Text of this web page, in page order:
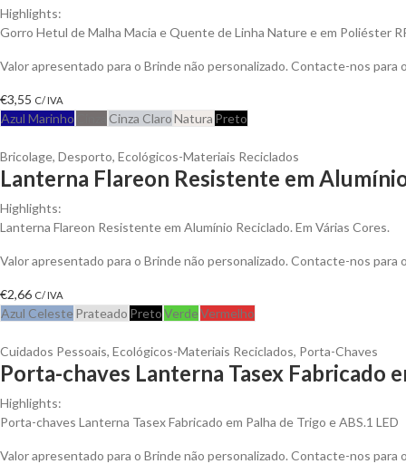
Highlights:
Gorro Hetul de Malha Macia e Quente de Linha Nature e em Poliéster
Valor apresentado para o Brinde não personalizado. Contacte-nos
€3,55 C/ IVA
Azul Marinho Cinza ClaroNatura Preto
Bricolage, Desporto, Ecológicos-Materiais Reciclados
Lanterna Flareon Resistente em
Highlights:
Lanterna Flareon Resistente em Alumínio Reciclado. Em Várias Cores.
Valor apresentado para o Brinde não personalizado. Contacte-nos
€2,66 C/ IVA
Azul Celeste Prateado PretoVerdeVermelho
Cuidados Pessoais, Ecológicos-Materiais Reciclados, Porta-Chaves
Porta-chaves Lanterna Tasex Fabricado
Highlights:
Porta-chaves Lanterna Tasex Fabricado em Palha de Trigo e ABS.1 LED
Valor apresentado para o Brinde não personalizado. Contacte-nos